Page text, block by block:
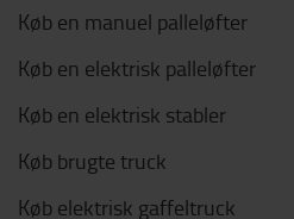
Køb en manuel palleløfter
Køb en elektrisk palleløfter
Køb en elektrisk stabler
Køb brugte truck
Køb elektrisk gaffeltruck